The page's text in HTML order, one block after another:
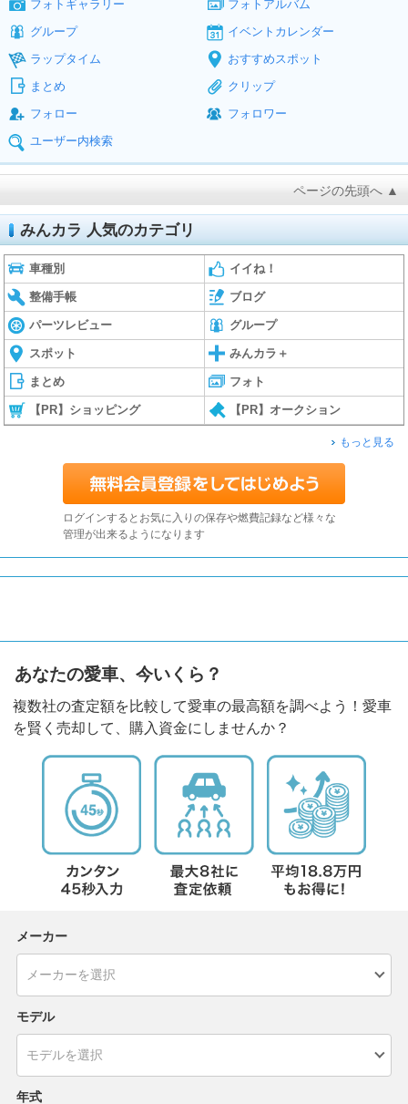
フォトギャラリー
フォトアルバム
グループ
イベントカレンダー
ラップタイム
おすすめスポット
まとめ
クリップ
フォロー
フォロワー
ユーザー内検索
ページの先頭へ ▲
みんカラ 人気のカテゴリ
車種別 イイね！
整備手帳 ブログ
パーツレビュー グループ
スポット みんカラ＋
まとめ フォト
【PR】ショッピング 【PR】オークション
もっと見る
ログインするとお気に入りの保存や燃費記録など様々な
管理が出来るようになります
あなたの愛車、今いくら？
複数社の査定額を比較して愛車の最高額を調べよう！愛車
を賢く売却して、購入資金にしませんか？
メーカー
モデル
年式